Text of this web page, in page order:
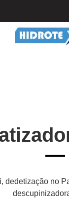
no